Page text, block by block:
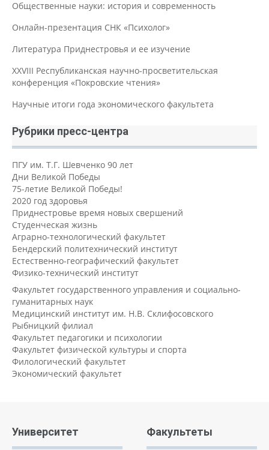
Общественные науки: история и современность
Онлайн-презентация СНК «Психолог»
Литература Приднестровья и ее изучение
XXVIII Республиканская научно-просветительская
конференция «Покровские чтения»
Научные итоги года экономического факультета
Рубрики пресс-центра
ПГУ им. Т.Г. Шевченко 90 лет
Дни Великой Победы
75-летие Великой Победы!
2020 год здоровья
Приднестровье время новых свершений
Студенческая жизнь
Аграрно-технологический факультет
Бендерский политехнический институт
Естественно-географический факультет
Физико-технический институт
Факультет государственного управления и социально-
гуманитарных наук
Медицинский институт им. Н.В. Склифосовского
Рыбницкий филиал
Факультет педагогики и психологии
Факультет физической культуры и спорта
Филологический факультет
Экономический факультет
Университет Факультеты